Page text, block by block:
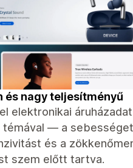
és nagy teljesítményű
elektronikai
témával — a
és a
szem előtt tartva.